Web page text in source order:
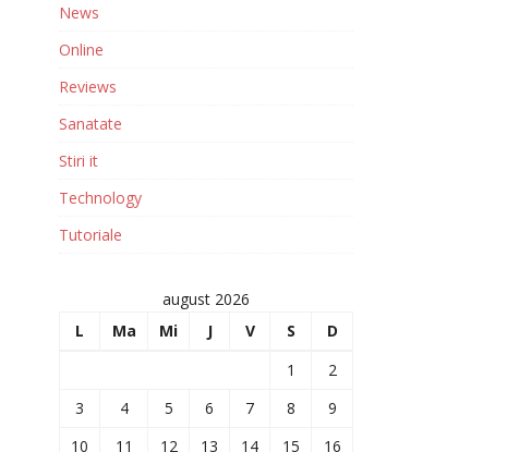
News
Online
Reviews
Sanatate
Stiri it
Technology
Tutoriale
august 2026
L
Ma Mi J V S
D
1
2
3
4 5 6 7 8
9
10
11 12 13 14 15
16